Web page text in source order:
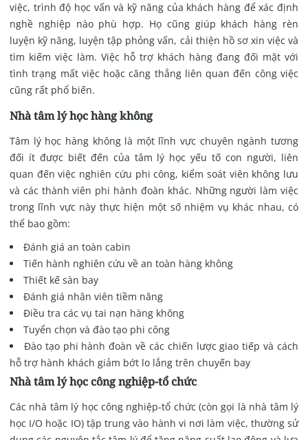
việc, trình độ học vấn và kỹ năng của khách hàng để xác định
nghề nghiệp nào phù hợp. Họ cũng giúp khách hàng rèn
luyện kỹ năng, luyện tập phỏng vấn, cải thiện hồ sơ xin việc và
tìm kiếm việc làm. Việc hỗ trợ khách hàng đang đối mặt với
tình trạng mất việc hoặc căng thẳng liên quan đến công việc
cũng rất phổ biến.
Nhà tâm lý học hàng không
Tâm lý học hàng không là một lĩnh vực chuyên ngành tương
đối ít được biết đến của tâm lý học yếu tố con người, liên
quan đến việc nghiên cứu phi công, kiểm soát viên không lưu
và các thành viên phi hành đoàn khác. Những người làm việc
trong lĩnh vực này thực hiện một số nhiệm vụ khác nhau, có
thể bao gồm:
Đánh giá an toàn cabin
Tiến hành nghiên cứu về an toàn hàng không
Thiết kế sàn bay
Đánh giá nhân viên tiềm năng
Điều tra các vụ tai nạn hàng không
Tuyển chọn và đào tạo phi công
Đào tạo phi hành đoàn về các chiến lược giao tiếp và cách
hỗ trợ hành khách giảm bớt lo lắng trên chuyến bay
Nhà tâm lý học công nghiệp-tổ chức
Các nhà tâm lý học công nghiệp-tổ chức (còn gọi là nhà tâm lý
học I/O hoặc IO) tập trung vào hành vi nơi làm việc, thường sử